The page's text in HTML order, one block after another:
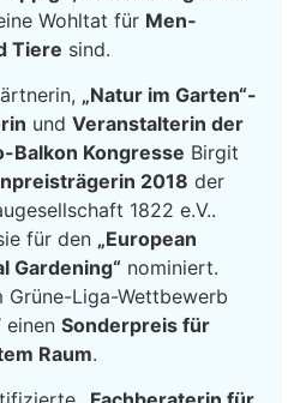
Wohl­tat für Men­
Tie­re sind.
„Natur im Garten“-
und Ver­an­stal­te­rin der
Bal­kon Kon­gres­se Bir­git
2018 der
1822 e.V..
für den „Euro­pean
Gar­dening“ nomi­niert.
Grüne-Liga-Wettbewerb
einen Son­der­preis für
Raum.